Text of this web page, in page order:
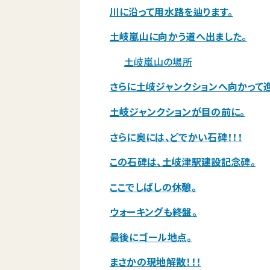
川に沿って用水路を辿ります。
土岐嵐山に向かう道へ出ました。
土岐嵐山の場所
さらに土岐ジャンクションへ向かって
土岐ジャンクションが目の前に。
さらに奥には、どでかい石碑！！！
この石碑は、土岐津駅建設記念碑。
ここでしばしの休憩。
ウォーキングも終盤。
最後にゴール地点。
まさかの現地解散！！！